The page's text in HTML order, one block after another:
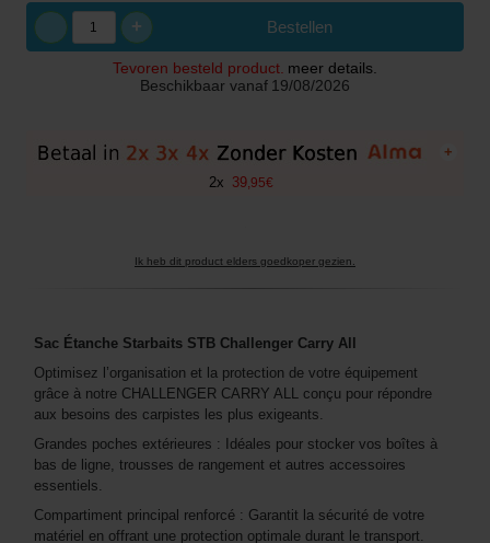
Bestellen
+
Tevoren besteld product. meer details.
Beschikbaar vanaf 19/08/2026
+
2x 39 95€
Ik heb dit product elders goedkoper gezien.
Sac Étanche Starbaits STB Challenger Carry All
Optimisez l’organisation et la protection de votre équipement
grâce à notre CHALLENGER CARRY ALL conçu pour répondre
aux besoins des carpistes les plus exigeants.
Grandes poches extérieures : Idéales pour stocker vos boîtes à
bas de ligne, trousses de rangement et autres accessoires
essentiels.
Compartiment principal renforcé : Garantit la sécurité de votre
matériel en offrant une protection optimale durant le transport.